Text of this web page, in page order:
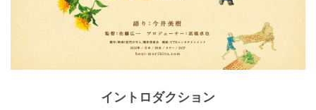
イントロダクション